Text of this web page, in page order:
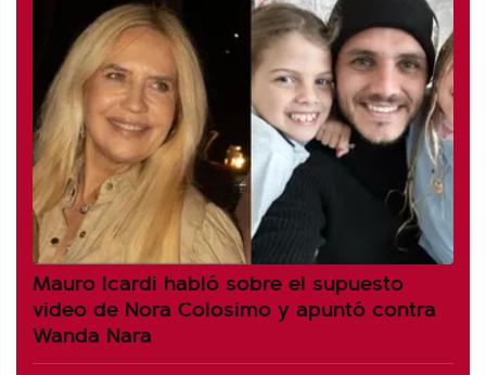
Mauro Icardi habló sobre el supuesto
video de Nora Colosimo y apuntó contra
Wanda Nara